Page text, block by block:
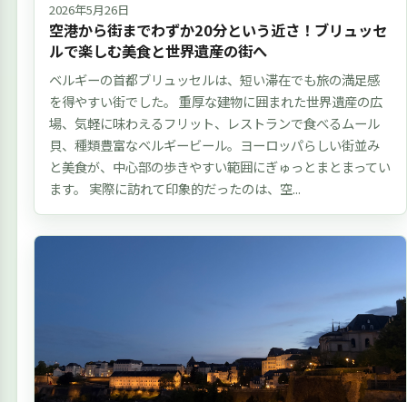
2026年5月26日
空港から街までわずか20分という近さ！ブリュッセ
ルで楽しむ美食と世界遺産の街へ
ベルギーの首都ブリュッセルは、短い滞在でも旅の満足感
を得やすい街でした。 重厚な建物に囲まれた世界遺産の広
場、気軽に味わえるフリット、レストランで食べるムール
貝、種類豊富なベルギービール。ヨーロッパらしい街並み
と美食が、中心部の歩きやすい範囲にぎゅっとまとまってい
ます。 実際に訪れて印象的だったのは、空...